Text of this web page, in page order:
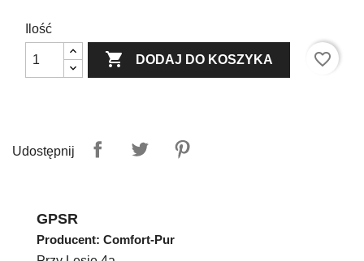
Ilość
 DODAJ DO KOSZYKA favorite_border
Udostępnij
GPSR
Producent: Comfort-Pur